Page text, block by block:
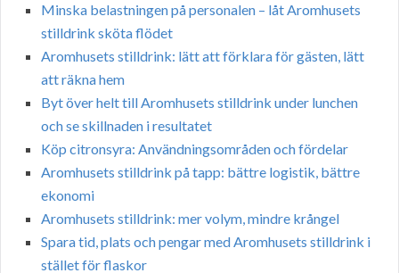
Minska belastningen på personalen – låt Aromhusets
stilldrink sköta flödet
Aromhusets stilldrink: lätt att förklara för gästen, lätt
att räkna hem
Byt över helt till Aromhusets stilldrink under lunchen
och se skillnaden i resultatet
Köp citronsyra: Användningsområden och fördelar
Aromhusets stilldrink på tapp: bättre logistik, bättre
ekonomi
Aromhusets stilldrink: mer volym, mindre krångel
Spara tid, plats och pengar med Aromhusets stilldrink i
stället för flaskor